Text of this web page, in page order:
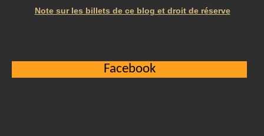
Note sur les billets de ce blog et droit de réserve
Facebook